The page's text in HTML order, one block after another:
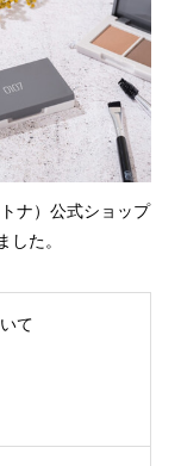
ナ）公式ショップ
した。
て